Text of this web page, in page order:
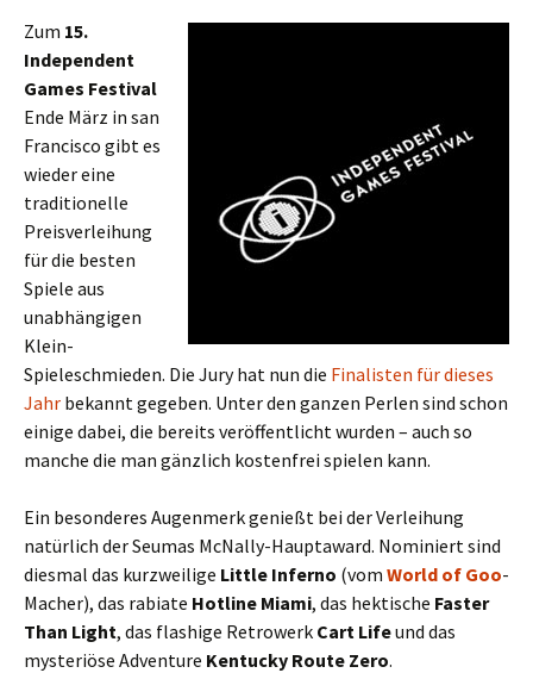
Zum 15.
Independent
Games Festival
Ende März in san
Francisco gibt es
wieder eine
traditionelle
Preisverleihung
für die besten
Spiele aus
unabhängigen
Klein-
Spieleschmieden. Die Jury hat nun die Finalisten für dieses
Jahr bekannt gegeben. Unter den ganzen Perlen sind schon
einige dabei, die bereits veröffentlicht wurden – auch so
manche die man gänzlich kostenfrei spielen kann.
Ein besonderes Augenmerk genießt bei der Verleihung
natürlich der Seumas McNally-Hauptaward. Nominiert sind
diesmal das kurzweilige Little Inferno (vom World of Goo-
Macher), das rabiate Hotline Miami, das hektische Faster
Than Light, das flashige Retrowerk Cart Lifeund das
mysteriöse Adventure Kentucky Route Zero.